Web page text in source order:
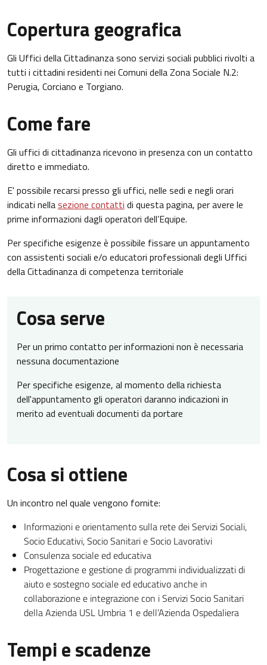
Copertura geografica
Gli Uffici della Cittadinanza sono servizi sociali pubblici rivolti a
tutti i cittadini residenti nei Comuni della Zona Sociale N.2:
Perugia, Corciano e Torgiano.
Come fare
Gli uffici di cittadinanza ricevono in presenza con un contatto
diretto e immediato.
E' possibile recarsi presso gli uffici, nelle sedi e negli orari
indicati nellasezione contatti di questa pagina, per avere le
prime informazioni dagli operatori dell’Equipe.
Per specifiche esigenze è possibile fissare un appuntamento
con assistenti sociali e/o educatori professionali degli Uffici
della Cittadinanza di competenza territoriale
Cosa serve
Per un primo contatto per informazioni non è necessaria
nessuna documentazione
Per specifiche esigenze, al momento della richiesta
dell'appuntamento gli operatori daranno indicazioni in
merito ad eventuali documenti da portare
Cosa si ottiene
Un incontro nel quale vengono fornite:
Informazioni e orientamento sulla rete dei Servizi Sociali,
Socio Educativi, Socio Sanitari e Socio Lavorativi
Consulenza sociale ed educativa
Progettazione e gestione di programmi individualizzati di
aiuto e sostegno sociale ed educativo anche in
collaborazione e integrazione con i Servizi Socio Sanitari
della Azienda USL Umbria 1 e dell’Azienda Ospedaliera
Tempi e scadenze